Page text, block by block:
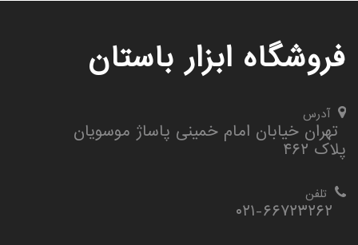
فروشگاه ابزار باستان
آدرس
تهران خیابان امام خمینی پاساژ موسویان
پلاک ۴۶۲
تلفن